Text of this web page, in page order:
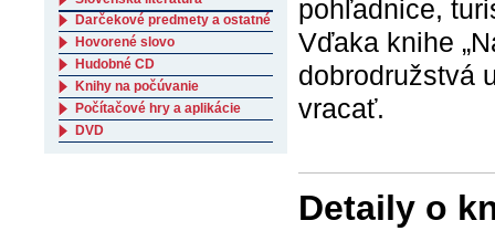
pohľadnice,
Vďaka knihe
dobrodružstvá
vracať.
Detaily o
Darčekové predmety a ostatné
Hovorené slovo
Hudobné CD
Knihy na počúvanie
Počítačové hry a aplikácie
DVD